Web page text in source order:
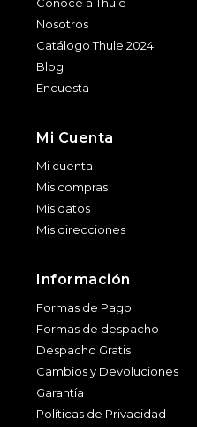
Conoce a Thule
Nosotros
Catálogo Thule 2024
Blog
Encuesta
Mi Cuenta
Mi cuenta
Mis compras
Mis datos
Mis direcciones
Información
Formas de Pago
Formas de despacho
Despacho Gratis
Cambios y Devoluciones
Garantía
Políticas de Privacidad